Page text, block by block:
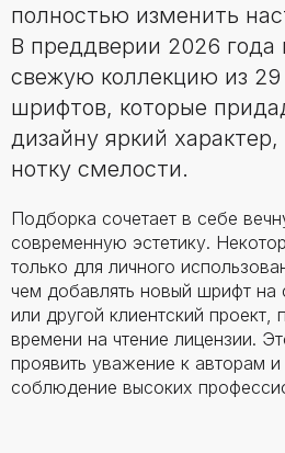
полностью изменить
В преддверии 2026 года
свежую коллекцию из 29
шрифтов, которые
дизайну яркий характер,
нотку смелости.
Подборка сочетает в себе
современную эстетику.
только для личного
чем добавлять новый шрифт на
или другой клиентский проект,
времени на чтение лицензии.
проявить уважение к авторам
соблюдение высоких